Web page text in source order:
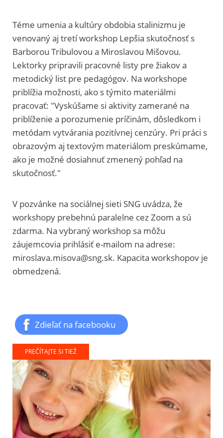
Téme umenia a kultúry obdobia stalinizmu je
venovaný aj tretí workshop Lepšia skutočnosť s
Barborou Tribulovou a Miroslavou Mišovou.
Lektorky pripravili pracovné listy pre žiakov a
metodický list pre pedagógov. Na workshope
priblížia možnosti, ako s týmito materiálmi
pracovať: "Vyskúšame si aktivity zamerané na
priblíženie a porozumenie príčinám, dôsledkom i
metódam vytvárania pozitívnej cenzúry. Pri práci s
obrazovým aj textovým materiálom preskúmame,
ako je možné dosiahnuť zmenený pohľad na
skutočnosť."
V pozvánke na sociálnej sieti SNG uvádza, že
workshopy prebehnú paralelne cez Zoom a sú
zdarma. Na vybraný workshop sa môžu
záujemcovia prihlásiť e-mailom na adrese:
miroslava.misova@sng.sk. Kapacita workshopov je
obmedzená.
Zdieľať na facebooku
PREČÍTAJTE SI TIEŽ